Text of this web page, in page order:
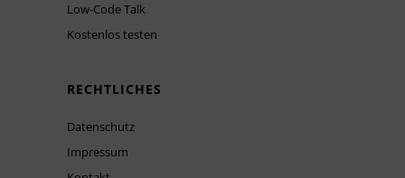
Low-Code Talk
Kostenlos testen
RECHTLICHES
Datenschutz
Impressum